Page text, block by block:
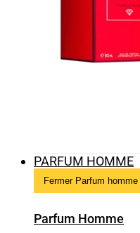
PARFUM HOMME
Fermer Parfum homme
Parfum Homme